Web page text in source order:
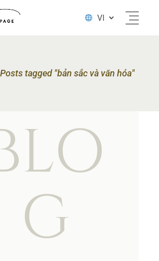
Posts tagged "bản sắc và văn hóa"
G